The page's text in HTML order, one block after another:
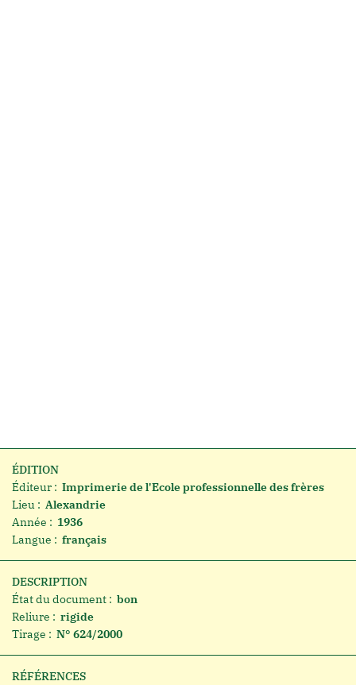
ÉDITION
Éditeur : Imprimerie de l'Ecole professionnelle des frères
Lieu : Alexandrie
Année : 1936
Langue : français
DESCRIPTION
État du document : bon
Reliure : rigide
Tirage : N° 624/2000
RÉFÉRENCES